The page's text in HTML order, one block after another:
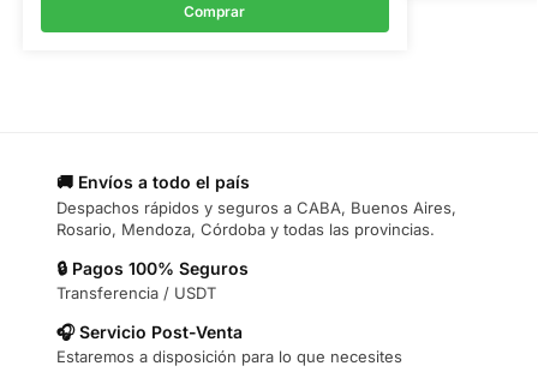
Comprar
🚚 Envíos a todo el país
Despachos rápidos y seguros a CABA, Buenos Aires,
Rosario, Mendoza, Córdoba y todas las provincias.
🔒 Pagos 100% Seguros
Transferencia / USDT
🎧 Servicio Post-Venta
Estaremos a disposición para lo que necesites